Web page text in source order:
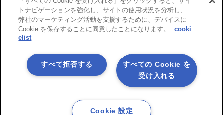
サポート
サポート情報
各社商標について
会社情報
トナビゲーションを強化し、サイトの使用状況を分析し、
弊社のマーケティング活動を支援するために、デバイスに
Cookie を保存することに同意したことになります。
cooki
elist
すべての Cookie を
受け入れる
すべて拒否する
Cookie 設定